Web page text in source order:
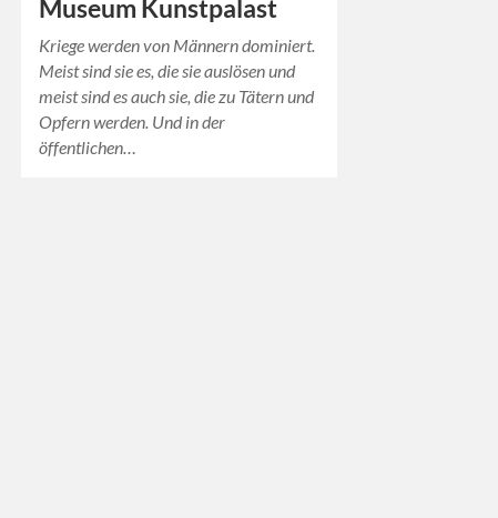
Museum Kunstpalast
Kriege werden von Männern dominiert.
Meist sind sie es, die sie auslösen und
meist sind es auch sie, die zu Tätern und
Opfern werden. Und in der
öffentlichen…